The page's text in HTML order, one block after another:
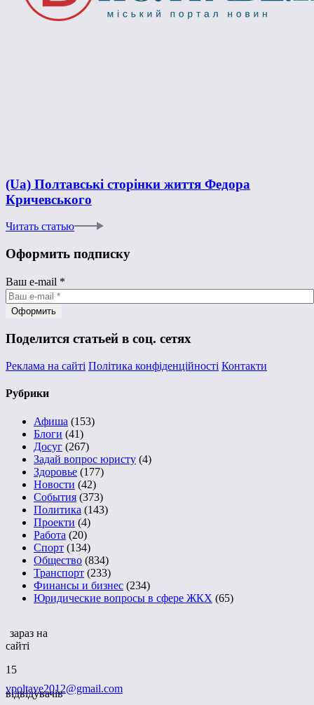
(Ua) Полтавські сторінки життя Федора
Кричевського
Читать статью
Оформить подписку
Ваш e-mail *
Поделится статьей в соц. сетях
Реклама на сайті Політика конфіденційності Контакти
Рубрики
Афиша (153)
Блоги (41)
Досуг (267)
Задай вопрос юристу (4)
Здоровье (177)
Новости (42)
События (373)
Политика (143)
Проекти (4)
Работа (20)
Спорт (134)
Общество (834)
Транспорт (233)
Финансы и бизнес (234)
Юридические вопросы в сфере ЖКХ (65)
зараз на
сайті
15
відвідувачів
vpoltave2012@gmail.com